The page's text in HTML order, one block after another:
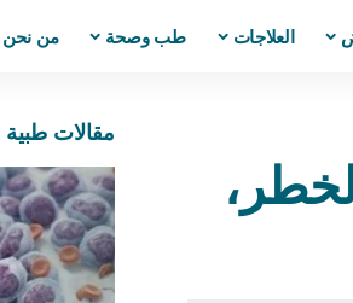
العلاجات طب وصحة من نحن
الخطر،
مقالات طبية